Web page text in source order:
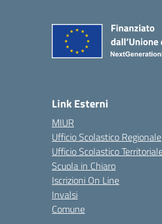
Link Esterni
MIUR
Ufficio Scolastico Regionale
Ufficio Scolastico
Scuola in Chiaro
Iscrizioni On Line
Invalsi
Comune